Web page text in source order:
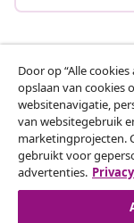
Klantenservice
Zakelijk
vidaXL
Door op “Alle
opslaan van cookies
websitenavigatie,
van websitegebruik
marketingprojecten.
gebruikt voor
advertenties.